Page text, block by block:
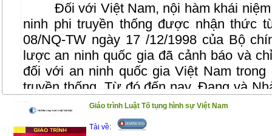
Đối với Việt Nam, nội hàm khái
ninh phi truyền thống được nhận thức
08/NQ-TW ngày 17 /12/1998 của Bộ
lược an ninh quốc gia đã cảnh báo và
đối với an ninh quốc gia Việt Nam
truyền thống. Từ đó đến nay, Đang và
từng bước đề ra những chủ trương, đối
an ninh phi truyền thống và gắn các chủ
Giáo trình Luật Tố tụng hình sự Việt Nam
Tải về: